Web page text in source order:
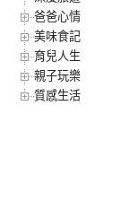
爸爸心情
美味食記
育兒人生
親子玩樂
質感生活